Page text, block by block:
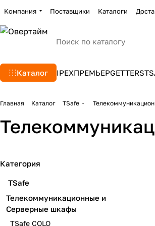
Компания Поставщики Каталоги
Каталог IPEXПРЕМЬЕРGETTERS
Главная Каталог TSafe
Категория
TSafe
Телекоммуникационные и
Серверные шкафы
TSafe COLO